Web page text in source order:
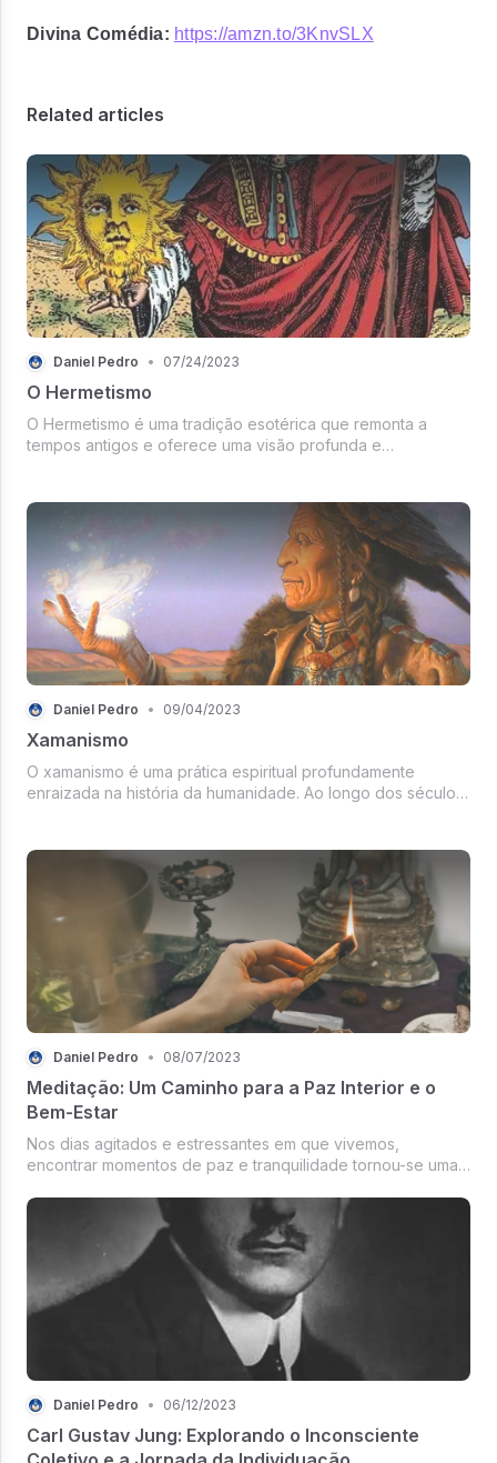
Divina Comédia: https://amzn.to/3KnvSLX
Related articles
Daniel Pedro • 07/24/2023
O Hermetismo
O Hermetismo é uma tradição esotérica que remonta a
tempos antigos e oferece uma visão profunda e
Daniel Pedro • 09/04/2023
Xamanismo
O xamanismo é uma prática espiritual profundamente
enraizada na história da humanidade. Ao longo dos séculos,
Daniel Pedro • 08/07/2023
Meditação: Um Caminho para a Paz Interior e o
Bem-Estar
Nos dias agitados e estressantes em que vivemos,
encontrar momentos de paz e tranquilidade tornou-se uma
A meditação tem se mostrado uma...
Daniel Pedro • 06/12/2023
Carl Gustav Jung: Explorando o Inconsciente